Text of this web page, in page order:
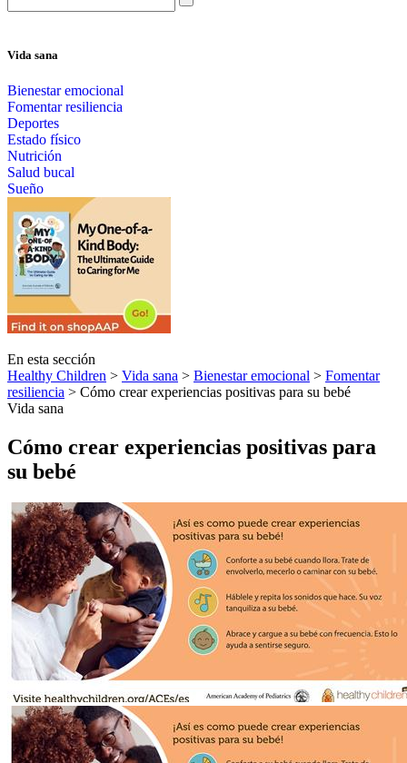
Vida sana
Bienestar emocional
Fomentar resiliencia
Deportes
Estado físico
Nutrición
Salud bucal
Sueño
En esta sección
Healthy Children > Vida sana > Bienestar emocional > Fomentar
resiliencia > Cómo crear experiencias positivas para su bebé
Vida sana
Cómo crear experiencias positivas para
su bebé